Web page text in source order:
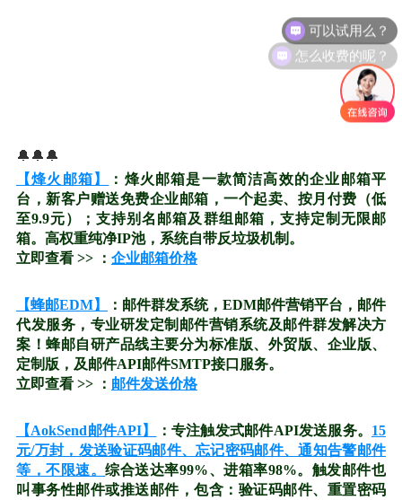
🔔🔔🔔
【烽火邮箱】
：烽火邮箱是一款简洁高效的企业邮箱平
台，新客户赠送免费企业邮箱，一个起卖、按月付费（低
至9.9元）；支持别名邮箱及群组邮箱，支持定制无限邮
箱。高权重纯净IP池，系统自带反垃圾机制。
立即查看 >> ： 企业邮箱价格
【蜂邮EDM】
：邮件群发系统，EDM邮件营销平台，邮件
代发服务，专业研发定制邮件营销系统及邮件群发解决方
案！蜂邮自研产品线主要分为标准版、外贸版、企业版、
定制版，及邮件API邮件SMTP接口服务。
立即查看 >> ： 邮件发送价格
【AokSend邮件API】 ：专注触发式邮件API发送服务。 15
元/万封，发送验证码邮件、忘记密码邮件、通知告警邮件
等，不限速。综合送达率99%、进箱率98%。触发邮件也
叫事务性邮件或推送邮件，包含：验证码邮件、重置密码
怎么收费的呢？